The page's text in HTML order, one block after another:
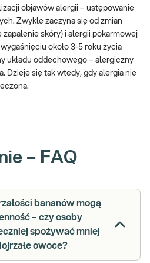
objawów alergii – ustępowanie
Zwykle zaczyna się od zmian
skóry) i alergii pokarmowej
około 3-5 roku życia
układu oddechowego – alergiczny
Dzieje się tak wtedy, gdy alergia nie
– FAQ
bananów mogą
– czy osoby
spożywać mniej
owoce?